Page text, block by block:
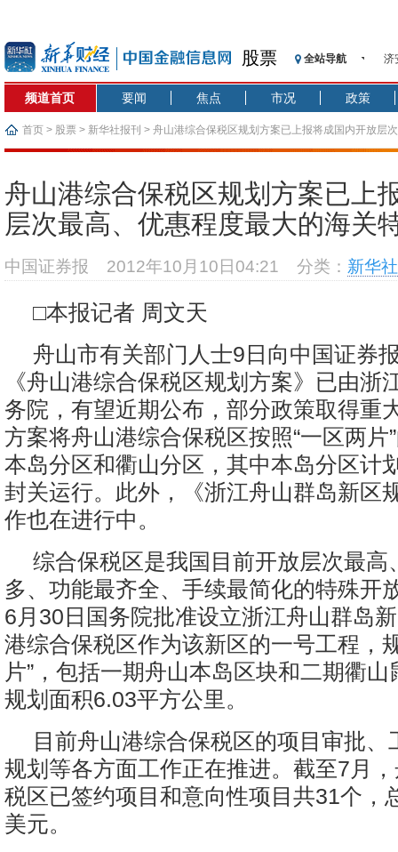
股票 全站导航
济
【
【
济
在
央
沥
频道首页 要闻 焦点 市况 政策
首页 > 股票 > 新华社报刊 > 舟山港综合保税区规划方案已上报将成国内开放层
舟山港综合保税区规划方案已上
层次最高、优惠程度最大的海关
中国证券报 2012年10月10日04:21 分类： 新华
□本报记者 周文天
舟山市有关部门人士9日向中国证券
《舟山港综合保税区规划方案》已由浙
务院，有望近期公布，部分政策取得重
方案将舟山港综合保税区按照“一区两片
本岛分区和衢山分区，其中本岛分区计
封关运行。此外，《浙江舟山群岛新区
作也在进行中。
综合保税区是我国目前开放层次最高
多、功能最齐全、手续最简化的特殊开
6月30日国务院批准设立浙江舟山群岛
港综合保税区作为该新区的一号工程，
片”，包括一期舟山本岛区块和二期衢
规划面积6.03平方公里。
目前舟山港综合保税区的项目审批、
规划等各方面工作正在推进。截至7月
税区已签约项目和意向性项目共31个，
美元。